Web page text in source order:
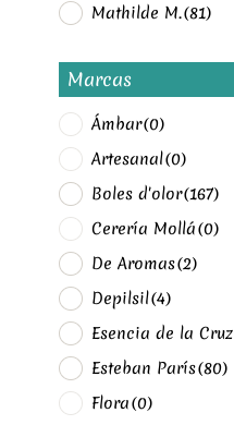
Mathilde M.(81)
Marcas
Ámbar(0)
Artesanal(0)
Boles d'olor(167)
Cerería Mollá(0)
De Aromas(2)
Depilsil(4)
Esencia de la Cruz
Esteban París(80)
Flora(0)